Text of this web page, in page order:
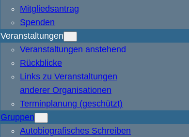
Mitgliedsantrag
Spenden
Veranstaltungen
Veranstaltungen anstehend
Rückblicke
Links zu Veranstaltungen
anderer Organisationen
Terminplanung (geschützt)
Gruppen
Autobiografisches Schreiben